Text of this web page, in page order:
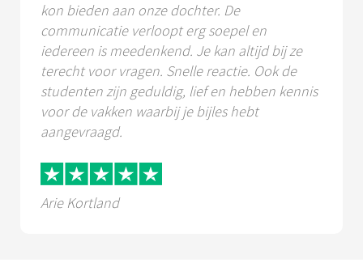
kon bieden aan onze dochter. De
communicatie verloopt erg soepel en
iedereen is meedenkend. Je kan altijd bij ze
terecht voor vragen. Snelle reactie. Ook de
studenten zijn geduldig, lief en hebben kennis
voor de vakken waarbij je bijles hebt
aangevraagd.
Arie Kortland